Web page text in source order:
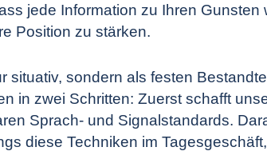
jede Information zu Ihren Gunsten
Position zu stärken.
situativ, sondern als festen
in zwei Schritten: Zuerst schafft
Sprach- und Signalstandards.
diese Techniken im